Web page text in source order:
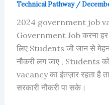
Technical Pathway /
2024 government job
Government Job करना हर
लिए Students जी जान से
नौकरी लग जाए , Students
vacancy का इंतज़ार रहता है
सरकारी नौकरी पा सके।